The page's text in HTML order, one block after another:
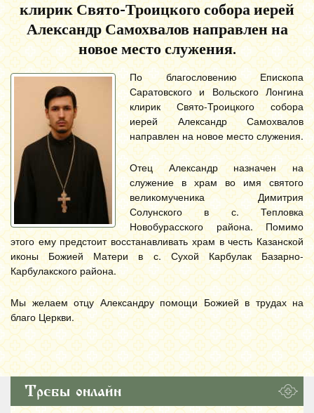
клирик Свято-Троицкого собора иерей
Александр Самохвалов направлен на
новое место служения.
По благословению Епископа
Саратовского и Вольского Лонгина
клирик Свято-Троицкого собора
иерей Александр Самохвалов
направлен на новое место служения.
Отец Александр назначен на
служение в храм во имя святого
великомученика Димитрия
Солунского в с. Тепловка
Новобурасского района. Помимо
этого ему предстоит восстанавливать храм в честь Казанской
иконы Божией Матери в с. Сухой Карбулак Базарно-
Карбулакского района.
Мы желаем отцу Александру помощи Божией в трудах на
благо Церкви.
Требы онлайн